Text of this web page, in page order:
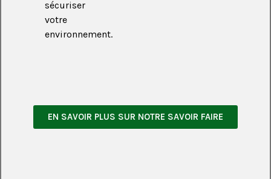
sécuriser
votre
environnement.
EN SAVOIR PLUS SUR NOTRE SAVOIR FAIRE